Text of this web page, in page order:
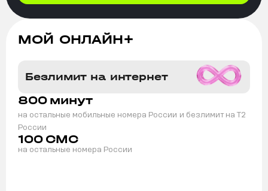
МОЙ ОНЛАЙН+
Безлимит на интернет
800 минут
на остальные мобильные номера России и безлимит на T2
России
100 СМС
на остальные номера России